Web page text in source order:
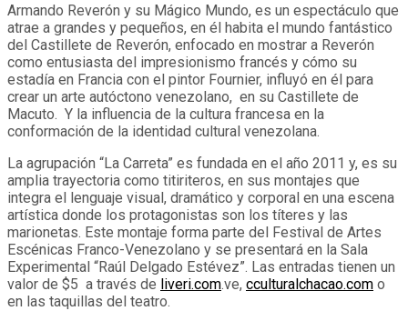
Armando Reverón y su Mágico Mundo, es un espectáculo que
atrae a grandes y pequeños, en él habita el mundo fantástico
del Castillete de Reverón, enfocado en mostrar a Reverón
como entusiasta del impresionismo francés y cómo su
estadía en Francia con el pintor Fournier, influyó en él para
crear un arte autóctono venezolano, en su Castillete de
Macuto. Y la influencia de la cultura francesa en la
conformación de la identidad cultural venezolana.
La agrupación “La Carreta” es fundada en el año 2011 y, es su
amplia trayectoria como titiriteros, en sus montajes que
integra el lenguaje visual, dramático y corporal en una escena
artística donde los protagonistas son los títeres y las
marionetas. Este montaje forma parte del Festival de Artes
Escénicas Franco-Venezolano y se presentará en la Sala
Experimental “Raúl Delgado Estévez”. Las entradas tienen un
valor de $5 a través de liveri.com.ve, cculturalchacao.com o
en las taquillas del teatro.